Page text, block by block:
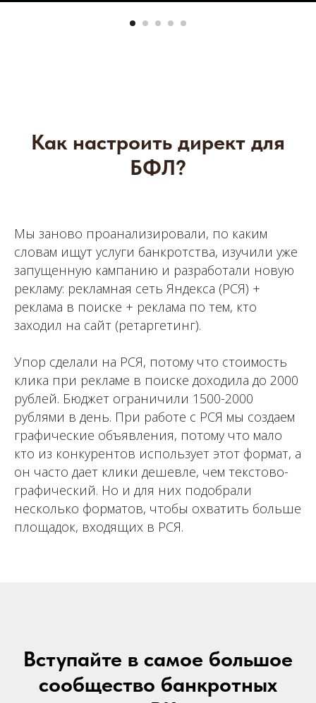
Как настроить директ для
БФЛ?
Мы заново проанализировали, по каким
словам ищут услуги банкротства, изучили уже
запущенную кампанию и разработали новую
рекламу: рекламная сеть Яндекса (РСЯ) +
реклама в поиске + реклама по тем, кто
заходил на сайт (ретаргетинг).
Упор сделали на РСЯ, потому что стоимость
клика при рекламе в поиске доходила до 2000
рублей. Бюджет ограничили 1500-2000
рублями в день. При работе с РСЯ мы создаем
графические объявления, потому что мало
кто из конкурентов использует этот формат, а
он часто дает клики дешевле, чем текстово-
графический. Но и для них подобрали
несколько форматов, чтобы охватить больше
площадок, входящих в РСЯ.
Вступайте в самое большое
сообщество банкротных